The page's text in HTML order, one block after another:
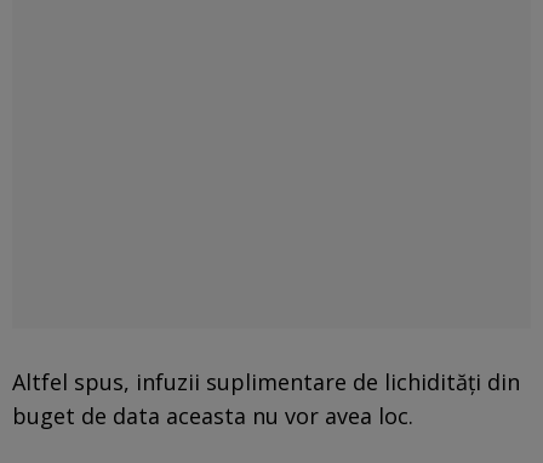
Altfel spus, infuzii suplimentare de lichidități din
buget de data aceasta nu vor avea loc.